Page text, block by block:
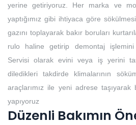
yerine getiriyoruz. Her marka ve
yaptığımız gibi ihtiyaca göre
gazını toplayarak bakır boruları
rulo haline getirip demontaj işlemini
Servisi olarak evini veya iş yerini
diledikleri takdirde klimalarının
araçlarımız ile yeni adrese taşıyarak
yapıyoruz
Düzenli Bakımın